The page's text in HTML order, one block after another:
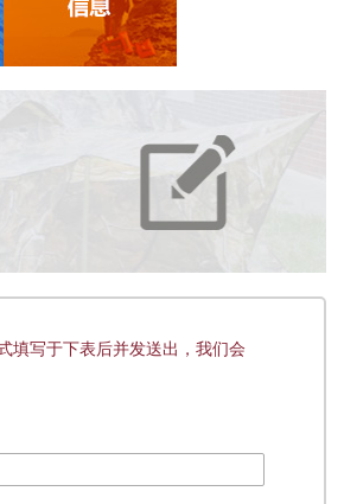
填写于下表后并发送出，我们会